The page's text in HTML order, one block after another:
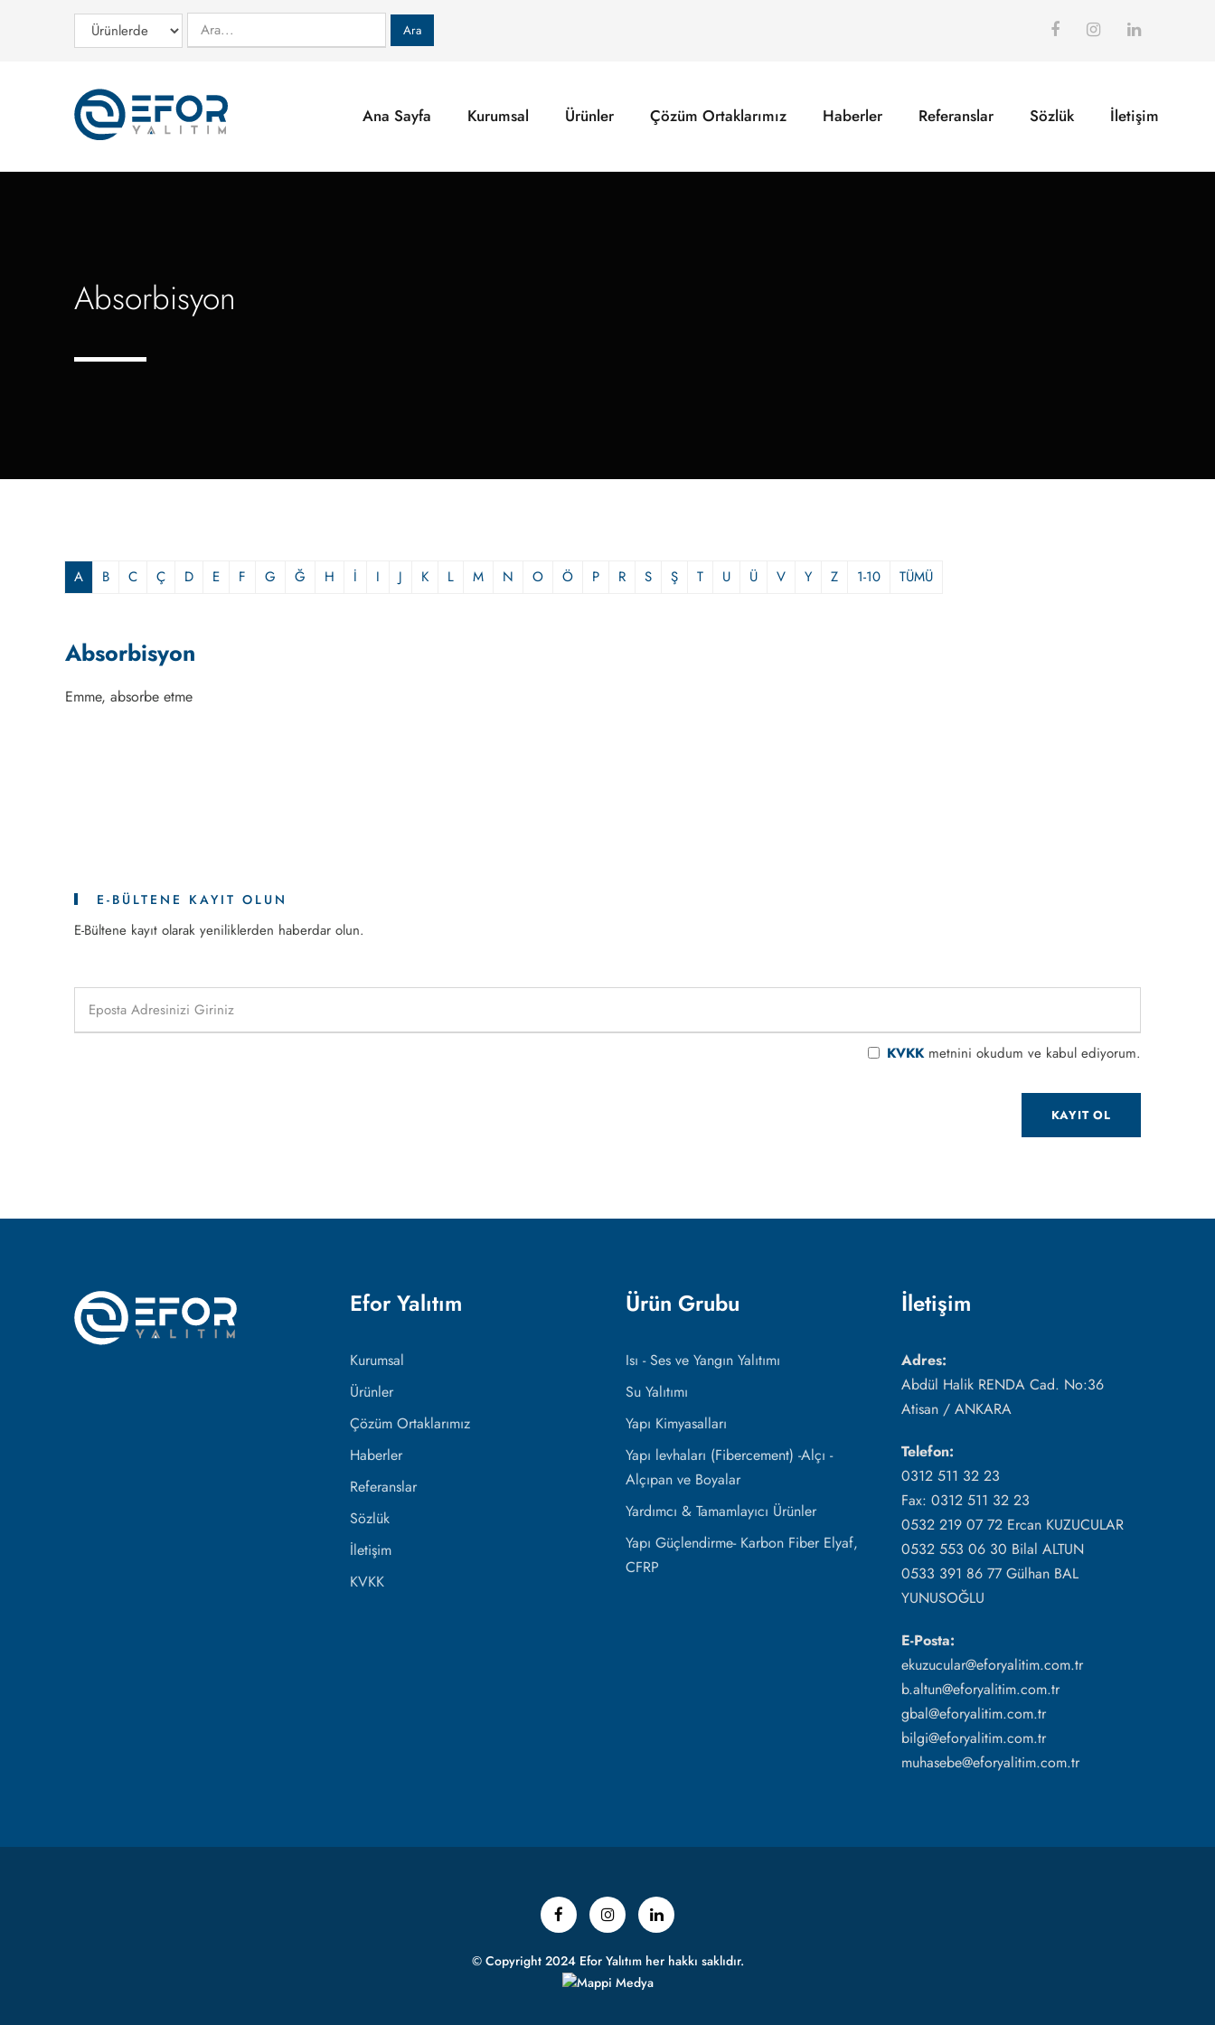
Ara
Ana Sayfa Kurumsal Ürünler Çözüm Ortaklarımız Haberler Referanslar Sözlük İletişim
Absorbisyon
A B C Ç D E F G Ğ H İ I J K L M N O Ö P R S Ş T U Ü V Y Z 1-10 TÜMÜ
Absorbisyon
Emme, absorbe etme
E-BÜLTENE KAYIT OLUN
E-Bültene kayıt olarak yeniliklerden haberdar olun.
KVKKmetnini okudum ve kabul ediyorum.
Efor Yalıtım
Kurumsal
Ürünler
Çözüm Ortaklarımız
Haberler
Referanslar
Sözlük
İletişim
KVKK
Ürün Grubu
Isı - Ses ve Yangın Yalıtımı
Su Yalıtımı
Yapı Kimyasalları
Yapı levhaları (Fibercement) -Alçı -
Alçıpan ve Boyalar
Yardımcı & Tamamlayıcı Ürünler
Yapı Güçlendirme- Karbon Fiber Elyaf,
CFRP
İletişim
Adres:
Abdül Halik RENDA Cad. No:36
Atisan / ANKARA
Telefon:
0312 511 32 23
Fax: 0312 511 32 23
0532 219 07 72 Ercan KUZUCULAR
0532 553 06 30 Bilal ALTUN
0533 391 86 77 Gülhan BAL
YUNUSOĞLU
E-Posta:
ekuzucular@eforyalitim.com.tr
b.altun@eforyalitim.com.tr
gbal@eforyalitim.com.tr
bilgi@eforyalitim.com.tr
muhasebe@eforyalitim.com.tr
© Copyright 2024 Efor Yalıtım her hakkı saklıdır.